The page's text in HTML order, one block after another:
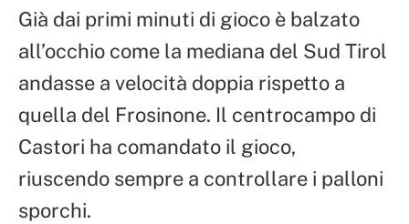
Già dai primi minuti di gioco è balzato
all’occhio come la mediana del Sud Tirol
andasse a velocità doppia rispetto a
quella del Frosinone. Il centrocampo di
Castori ha comandato il gioco,
riuscendo sempre a controllare i palloni
sporchi.